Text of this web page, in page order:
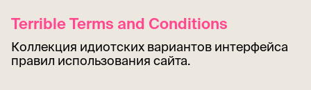
Terrible Terms and Conditions
Коллекция идиотских вариантов интерфейса
правил использования сайта.